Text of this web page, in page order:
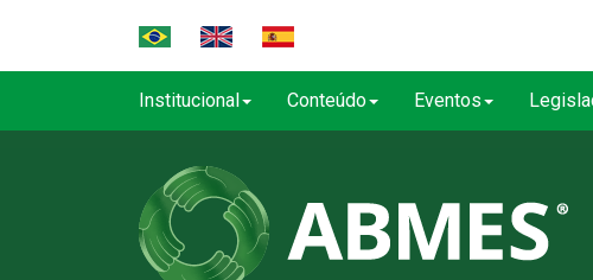
Institucional Conteúdo Eventos